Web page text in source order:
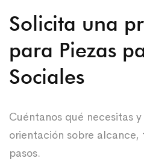
Solicita una
para Piezas
Sociales
Cuéntanos qué necesitas
orientación sobre alcance,
pasos.